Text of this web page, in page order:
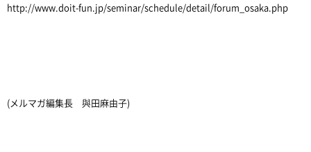
http://www.doit-fun.jp/seminar/schedule/detail/forum_osaka.php
(メルマガ編集長 與田麻由子)